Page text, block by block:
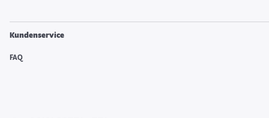
Kundenservice
FAQ